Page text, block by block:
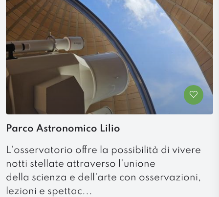
Parco Astronomico Lilio
L'osservatorio offre la possibilità di vivere
notti stellate attraverso l'unione
della scienza e dell'arte con osservazioni,
lezioni e spettac...